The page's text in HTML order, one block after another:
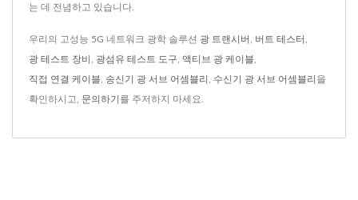
는 데 전념하고 있습니다.
우리의 고성능 5G 네트워크 광학 솔루션 광 트랜시버 버트 테스터
광 테스트 장비 광섬유 테스트 도구 액티브 광 케이블
직접 연결 케이블 송신기 광 서브 어셈블리 수신기 광 서브 어셈블리 을
확인하시고, 문의하기 를 주저하지 마세요.